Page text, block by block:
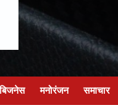
बिजनेस मनोरंजन समाचार